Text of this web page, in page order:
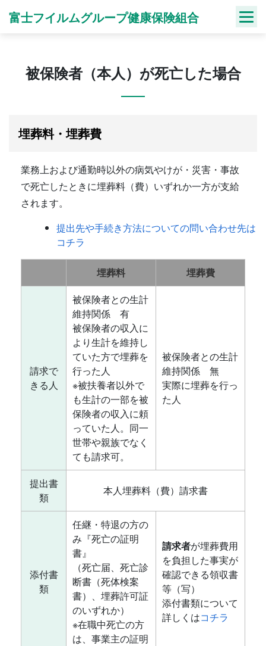
富士フイルムグループ健康保険組合
被保険者（本人）が死亡した場合
埋葬料・埋葬費
業務上および通勤時以外の病気やけが・災害・事故
で死亡したときに埋葬料（費）いずれか一方が支給
されます。
提出先や手続き方法についての問い合わせ先は
コチラ
埋葬料 埋葬費
請求で
きる人
被保険者との生計
維持関係 有
被保険者の収入に
より生計を維持し
ていた方で埋葬を
行った人
※被扶養者以外で
も生計の一部を被
保険者の収入に頼
っていた人。同一
世帯や親族でなく
ても請求可。
被保険者との生計
維持関係 無
実際に埋葬を行っ
た人
提出書
類
本人埋葬料（費）請求書
添付書
類
任継・特退の方の
み『死亡の証明
書』
（死亡届、死亡診
断書（死体検案
書）、埋葬許可証
のいずれか）
※在職中死亡の方
は、事業主の証明
請求者が埋葬費用
を負担した事実が
確認できる領収書
等（写）
添付書類について
詳しくはコチラ